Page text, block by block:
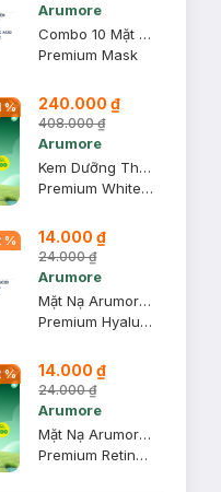
Arumore
Combo 10 Mặt Nạ Arumore Dưỡng Da Toàn Diện 23ml
Premium Mask
% 240.000 ₫
408.000 ₫
Arumore
Kem Dưỡng Thể Arumore Dưỡng Sáng, Nâng Tông Da 200ml
Premium Whitening Milky Tone-Up Cream
% 14.000 ₫
24.000 ₫
Arumore
Mặt Nạ Arumore Hyaluronic Acid Dưỡng Ẩm Chuyên Sâu 23ml
Premium Hyaluronic Acid Mask
% 14.000 ₫
24.000 ₫
Arumore
Mặt Nạ Arumore Retinol Tái Tạo Da, Ngừa Lão Hóa 23ml
Premium Retinol Mask